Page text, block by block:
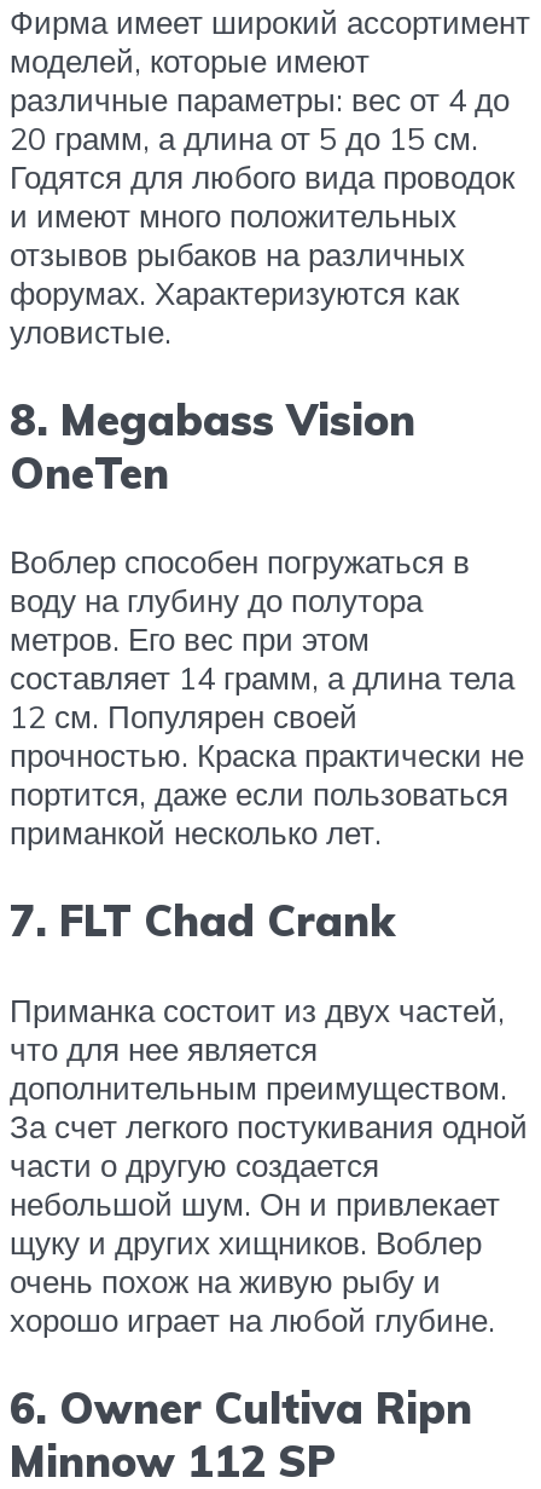
Фирма имеет широкий ассортимент
моделей, которые имеют
различные параметры: вес от 4 до
20 грамм, а длина от 5 до 15 см.
Годятся для любого вида проводок
и имеют много положительных
отзывов рыбаков на различных
форумах. Характеризуются как
уловистые.
8. Megabass Vision
OneTen
Воблер способен погружаться в
воду на глубину до полутора
метров. Его вес при этом
составляет 14 грамм, а длина тела
12 см. Популярен своей
прочностью. Краска практически не
портится, даже если пользоваться
приманкой несколько лет.
7. FLT Chad Crank
Приманка состоит из двух частей,
что для нее является
дополнительным преимуществом.
За счет легкого постукивания одной
части о другую создается
небольшой шум. Он и привлекает
щуку и других хищников. Воблер
очень похож на живую рыбу и
хорошо играет на любой глубине.
6. Owner Cultiva Ripn
Minnow 112 SP